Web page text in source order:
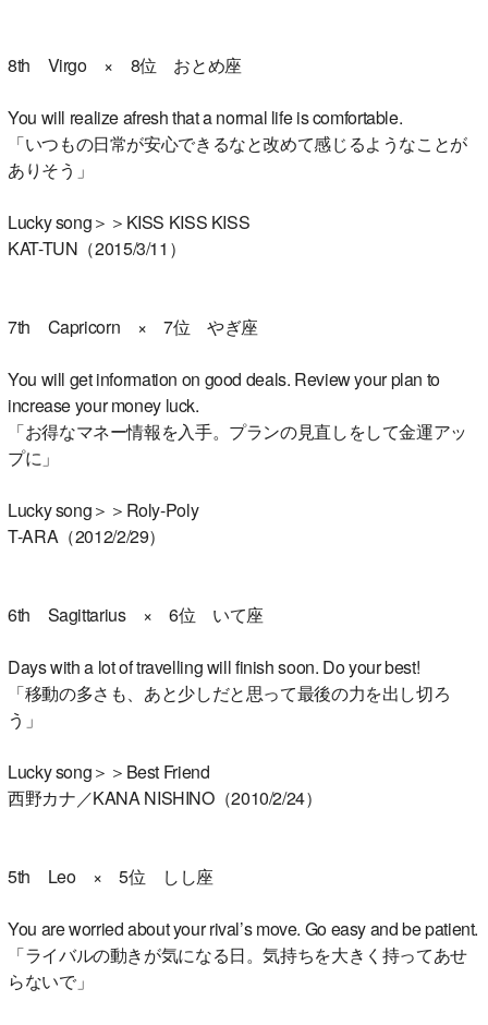
8th Virgo × 8位 おとめ座
You will realize afresh that a normal life is comfortable.
「いつもの日常が安心できるなと改めて感じるようなことが
ありそう」
Lucky song＞＞KISS KISS KISS
KAT-TUN（2015/3/11）
7th Capricorn × 7位 やぎ座
You will get information on good deals. Review your plan to
increase your money luck.
「お得なマネー情報を入手。プランの見直しをして金運アッ
プに」
Lucky song＞＞Roly-Poly
T-ARA（2012/2/29）
6th Sagittarius × 6位 いて座
Days with a lot of travelling will finish soon. Do your best!
「移動の多さも、あと少しだと思って最後の力を出し切ろ
う」
Lucky song＞＞Best Friend
西野カナ／KANA NISHINO（2010/2/24）
5th Leo × 5位 しし座
You are worried about your rival’s move. Go easy and be patient.
「ライバルの動きが気になる日。気持ちを大きく持ってあせ
らないで」